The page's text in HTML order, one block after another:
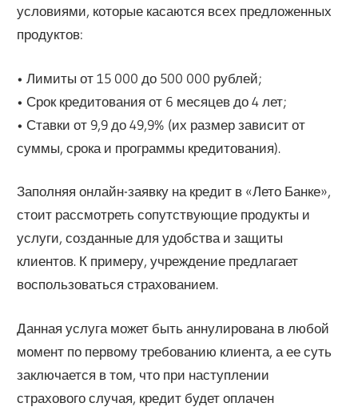
условиями, которые касаются всех предложенных
продуктов:
• Лимиты от 15 000 до 500 000 рублей;
• Срок кредитования от 6 месяцев до 4 лет;
• Ставки от 9,9 до 49,9% (их размер зависит от
суммы, срока и программы кредитования).
Заполняя онлайн-заявку на кредит в «Лето Банке»,
стоит рассмотреть сопутствующие продукты и
услуги, созданные для удобства и защиты
клиентов. К примеру, учреждение предлагает
воспользоваться страхованием.
Данная услуга может быть аннулирована в любой
момент по первому требованию клиента, а ее суть
заключается в том, что при наступлении
страхового случая, кредит будет оплачен